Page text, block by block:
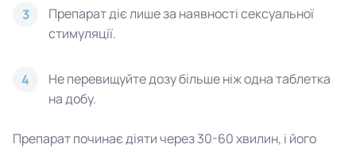
3
Препарат діє лише за наявності сексуальної
стимуляції.
4
Не перевищуйте дозу більше ніж одна таблетка
на добу.
Препарат починає діяти через 30-60 хвилин, і його